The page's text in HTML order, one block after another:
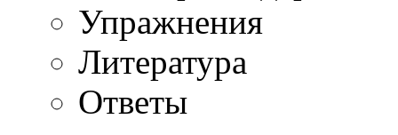
Упражнения
Литература
Ответы